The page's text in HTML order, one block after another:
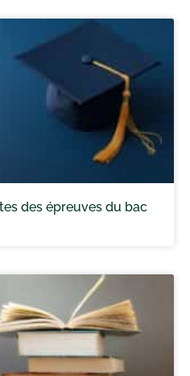
des épreuves du bac